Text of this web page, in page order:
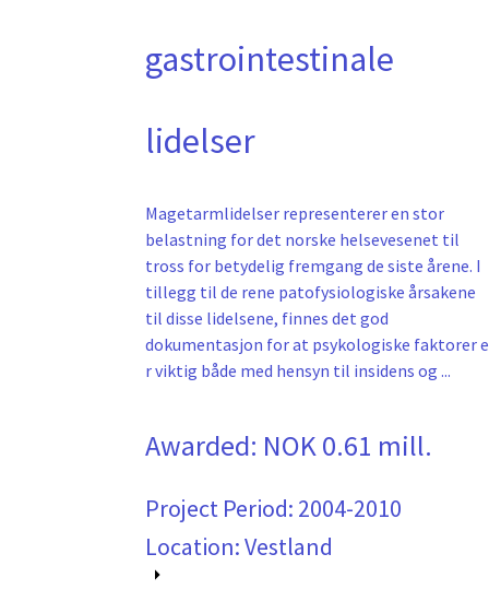
gastrointestinale
lidelser
Magetarmlidelser representerer en stor
belastning for det norske helsevesenet til
tross for betydelig fremgang de siste årene. I
tillegg til de rene patofysiologiske årsakene
til disse lidelsene, finnes det god
dokumentasjon for at psykologiske faktorer e
r viktig både med hensyn til insidens og ...
Awarded: NOK 0.61 mill.
Project Period: 2004-2010
Location: Vestland